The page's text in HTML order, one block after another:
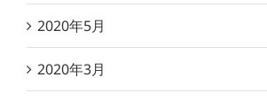
2020年5月
2020年3月